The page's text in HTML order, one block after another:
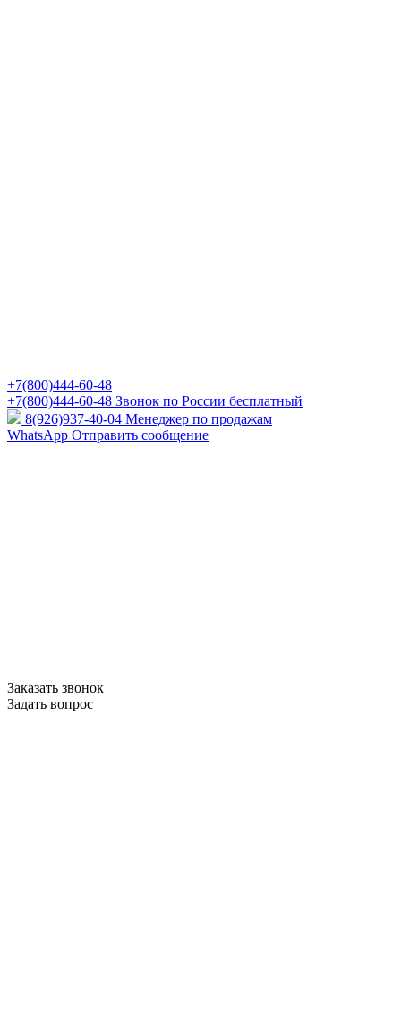
+7(800)444-60-48
+7(800)444-60-48 Звонок по России бесплатный
8(926)937-40-04 Менеджер по продажам
WhatsApp Отправить сообщение
Заказать звонок
Задать вопрос